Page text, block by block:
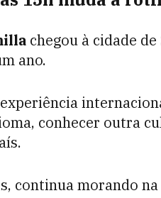
chegou à cidade
ano.
conhecer outra
continua morando